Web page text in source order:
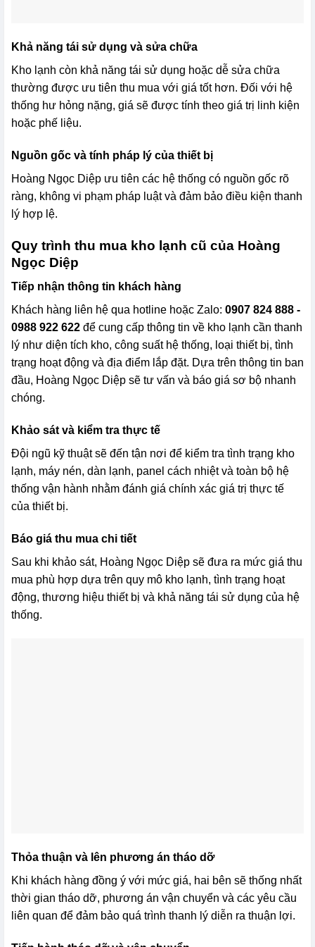
Khả năng tái sử dụng và sửa chữa
Kho lạnh còn khả năng tái sử dụng hoặc dễ sửa chữa
thường được ưu tiên thu mua với giá tốt hơn. Đối với hệ
thống hư hỏng nặng, giá sẽ được tính theo giá trị linh kiện
hoặc phế liệu.
Nguồn gốc và tính pháp lý của thiết bị
Hoàng Ngọc Diệp ưu tiên các hệ thống có nguồn gốc rõ
ràng, không vi phạm pháp luật và đảm bảo điều kiện thanh
lý hợp lệ.
Quy trình thu mua kho lạnh cũ​ của Hoàng
Ngọc Diệp
Tiếp nhận thông tin khách hàng
Khách hàng liên hệ qua hotline hoặc Zalo: 0907 824 888 -
0988 922 622để cung cấp thông tin về kho lạnh cần thanh
lý như diện tích kho, công suất hệ thống, loại thiết bị, tình
trạng hoạt động và địa điểm lắp đặt. Dựa trên thông tin ban
đầu, Hoàng Ngọc Diệp sẽ tư vấn và báo giá sơ bộ nhanh
chóng.
Khảo sát và kiểm tra thực tế
Đội ngũ kỹ thuật sẽ đến tận nơi để kiểm tra tình trạng kho
lạnh, máy nén, dàn lạnh, panel cách nhiệt và toàn bộ hệ
thống vận hành nhằm đánh giá chính xác giá trị thực tế
của thiết bị.
Báo giá thu mua chi tiết
Sau khi khảo sát, Hoàng Ngọc Diệp sẽ đưa ra mức giá thu
mua phù hợp dựa trên quy mô kho lạnh, tình trạng hoạt
động, thương hiệu thiết bị và khả năng tái sử dụng của hệ
thống.
Thỏa thuận và lên phương án tháo dỡ
Khi khách hàng đồng ý với mức giá, hai bên sẽ thống nhất
thời gian tháo dỡ, phương án vận chuyển và các yêu cầu
liên quan để đảm bảo quá trình thanh lý diễn ra thuận lợi.